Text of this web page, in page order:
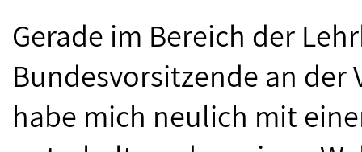
Gerade im Bereich der
Bundesvorsitzende an
habe mich neulich mit